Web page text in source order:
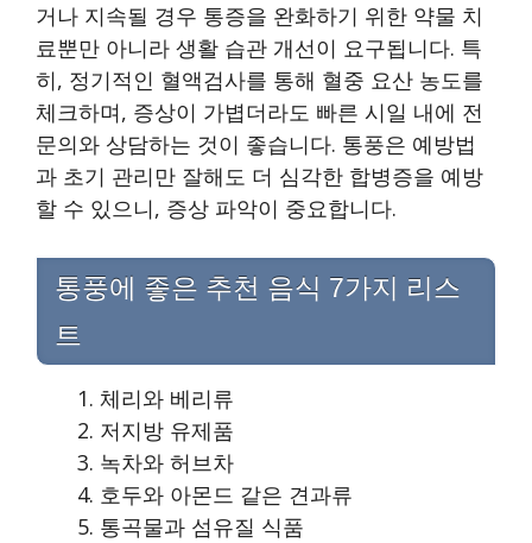
거나 지속될 경우 통증을 완화하기 위한 약물 치
료뿐만 아니라 생활 습관 개선이 요구됩니다. 특
히, 정기적인 혈액검사를 통해 혈중 요산 농도를
체크하며, 증상이 가볍더라도 빠른 시일 내에 전
문의와 상담하는 것이 좋습니다. 통풍은 예방법
과 초기 관리만 잘해도 더 심각한 합병증을 예방
할 수 있으니, 증상 파악이 중요합니다.
통풍에 좋은 추천 음식 7가지 리스
트
체리와 베리류
저지방 유제품
녹차와 허브차
호두와 아몬드 같은 견과류
통곡물과 섬유질 식품